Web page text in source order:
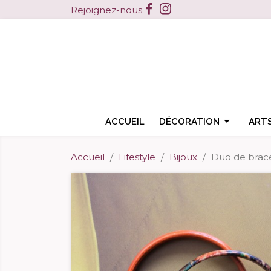
Rejoignez-nous Facebook
ACCUEIL 
DÉCORATION
Accueil Lifestyle Bijoux Duo de